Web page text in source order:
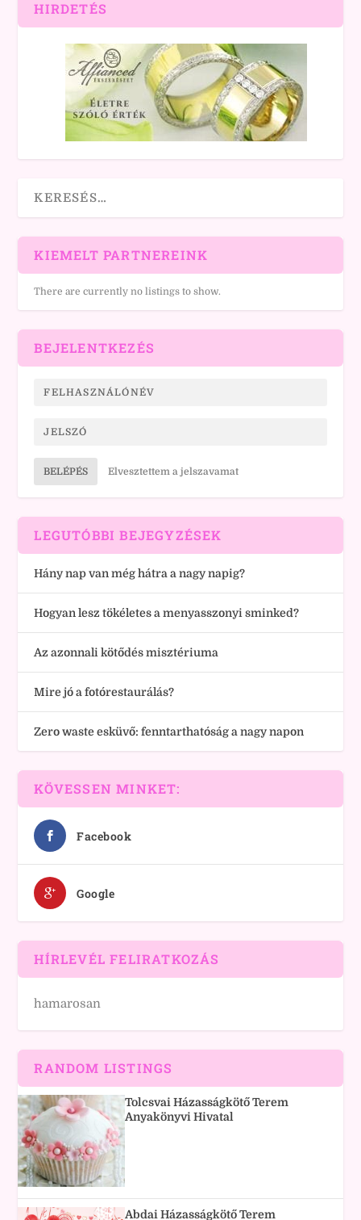
HIRDETÉS
KIEMELT PARTNEREINK
There are currently no listings to show.
BEJELENTKEZÉS
BELÉPÉS Elvesztettem a jelszavamat
LEGUTÓBBI BEJEGYZÉSEK
Hány nap van még hátra a nagy napig?
Hogyan lesz tökéletes a menyasszonyi sminked?
Az azonnali kötődés misztériuma
Mire jó a fotórestaurálás?
Zero waste esküvő: fenntarthatóság a nagy napon
KÖVESSEN MINKET:
Facebook
Google
HÍRLEVÉL FELIRATKOZÁS
hamarosan
RANDOM LISTINGS
Tolcsvai Házasságkötő Terem
Anyakönyvi Hivatal
Abdai Házasságkötő Terem